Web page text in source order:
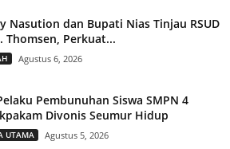
Nasution dan Bupati Nias Tinjau RSUD
Thomsen, Perkuat...
Agustus 6, 2026
Pembunuhan Siswa SMPN 4
Divonis Seumur Hidup
UTAMA Agustus 5, 2026